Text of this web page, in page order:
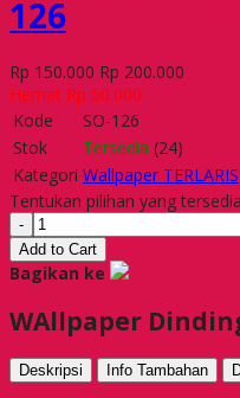
126
Rp 150.000 Rp 200.000
Hemat Rp 50.000
Kode
SO-126
Stok
Tersedia (24)
Kategori Wallpaper TERLARIS
Tentukan pilihan yang
-
Add to Cart
Bagikan ke
WAllpaper
Deskripsi Info Tambahan